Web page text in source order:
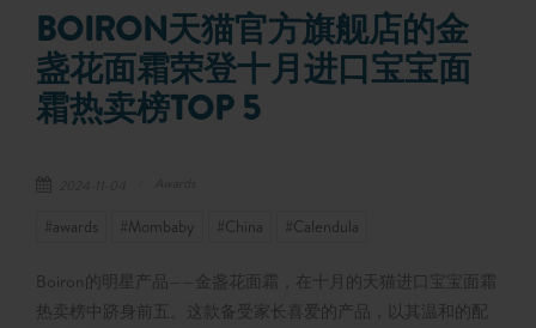
BOIRON天猫官方旗舰店的金
盏花面霜荣登十月进口宝宝面
霜热卖榜TOP 5
#awards #Mombaby #China #Calendula
Boiron的明星产品——金盏花面霜，在十月的天猫进口宝宝面霜
热卖榜中跻身前五。这款备受家长喜爱的产品，以其温和的配